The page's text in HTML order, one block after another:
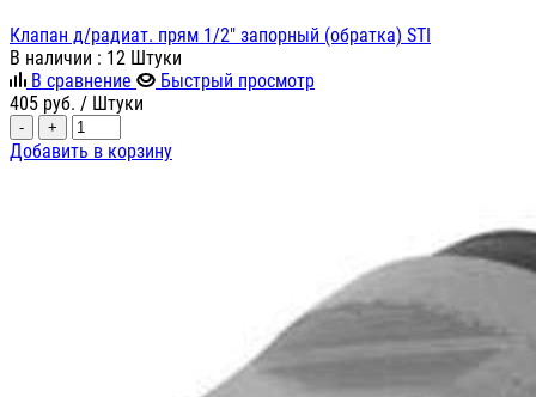
Клапан д/радиат. прям 1/2" запорный (обратка) STI
В наличии : 12 Штуки
В сравнение
Быстрый просмотр
405 руб. / Штуки
- +
Добавить в корзину